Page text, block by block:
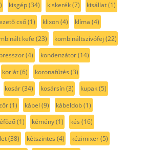
kisgép(34) kiskerék(7) kisállat(1)
cső(1) klixon(4) klíma (4)
kefe (23) kombináltszívófej (22)
(4) kondenzátor(14)
korlát(6) koronafűtés (3)
kosár(34) kosársín(3) kupak(5)
(1) kábel (9) kábeldob(1)
(1) kémény(1) kés (16)
(38) kétszintes (4) kézimixer(5)